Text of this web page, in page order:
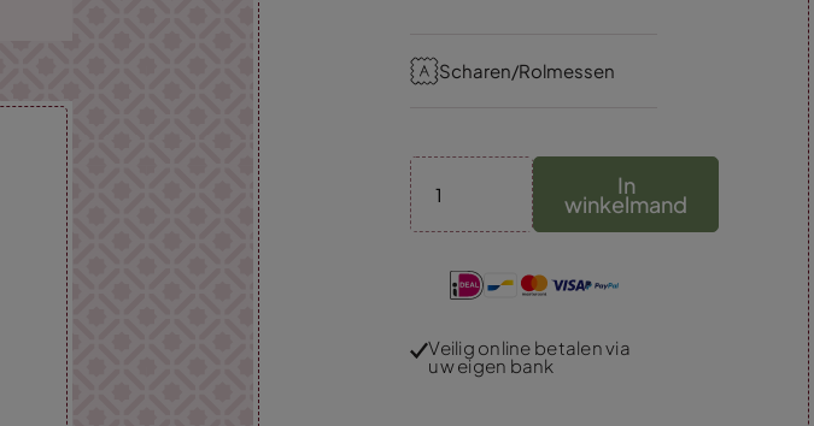
Scharen/Rolmessen
In
winkelmand
Veilig online betalen via
uw eigen bank